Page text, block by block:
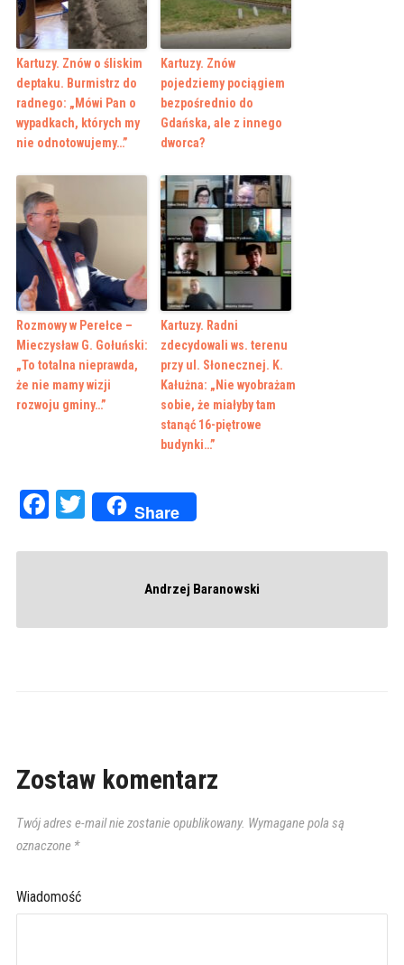
Kartuzy. Znów o śliskim
deptaku. Burmistrz do
radnego: „Mówi Pan o
wypadkach, których my
nie odnotowujemy…”
Kartuzy. Znów
pojedziemy pociągiem
bezpośrednio do
Gdańska, ale z innego
dworca?
Rozmowy w Perełce –
Mieczysław G. Gołuński:
„To totalna nieprawda,
że nie mamy wizji
rozwoju gminy…”
Kartuzy. Radni
zdecydowali ws. terenu
przy ul. Słonecznej. K.
Kałużna: „Nie wyobrażam
sobie, że miałyby tam
stanąć 16-piętrowe
budynki…”
Facebook
Twitter
Share
Andrzej Baranowski
Zostaw komentarz
Twój adres e-mail nie zostanie opublikowany. Wymagane pola są
oznaczone *
Wiadomość